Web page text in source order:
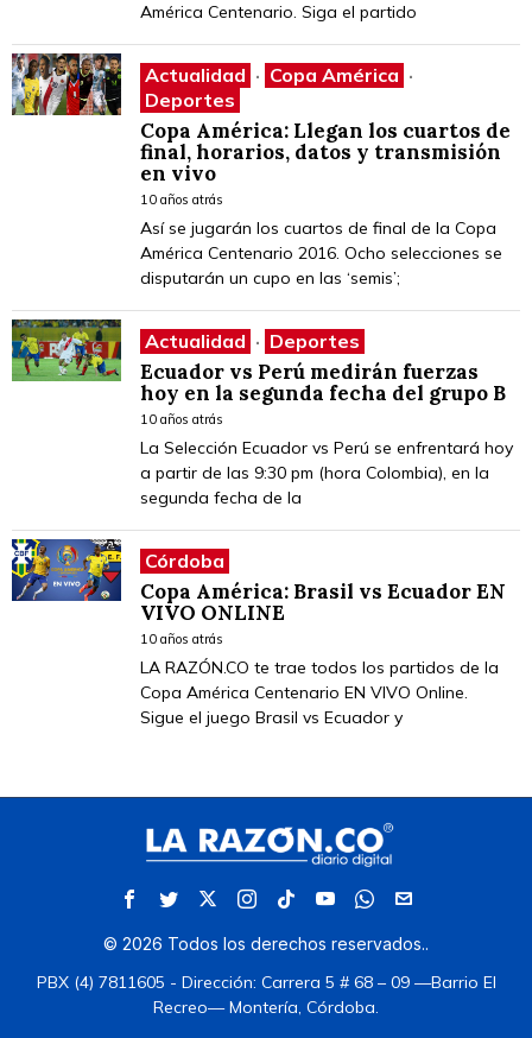
América Centenario. Siga el partido
Actualidad · Copa América ·
Deportes
Copa América: Llegan los cuartos de
final, horarios, datos y transmisión
en vivo
10 años atrás
Así se jugarán los cuartos de final de la Copa
América Centenario 2016. Ocho selecciones se
disputarán un cupo en las ‘semis’;
Actualidad · Deportes
Ecuador vs Perú medirán fuerzas
hoy en la segunda fecha del grupo B
10 años atrás
La Selección Ecuador vs Perú se enfrentará hoy
a partir de las 9:30 pm (hora Colombia), en la
segunda fecha de la
Córdoba
Copa América: Brasil vs Ecuador EN
VIVO ONLINE
10 años atrás
LA RAZÓN.CO te trae todos los partidos de la
Copa América Centenario EN VIVO Online.
Sigue el juego Brasil vs Ecuador y
© 2026 Todos los derechos reservados..
PBX (4) 7811605 - Dirección: Carrera 5 # 68 – 09 —Barrio El
Recreo— Montería, Córdoba.